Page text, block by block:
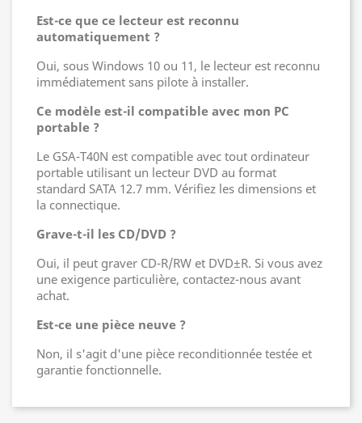
Est-ce que ce lecteur est reconnu
automatiquement ?
Oui, sous Windows 10 ou 11, le lecteur est reconnu
immédiatement sans pilote à installer.
Ce modèle est-il compatible avec mon PC
portable ?
Le GSA-T40N est compatible avec tout ordinateur
portable utilisant un lecteur DVD au format
standard SATA 12.7 mm. Vérifiez les dimensions et
la connectique.
Grave-t-il les CD/DVD ?
Oui, il peut graver CD-R/RW et DVD±R. Si vous avez
une exigence particulière, contactez-nous avant
achat.
Est-ce une pièce neuve ?
Non, il s'agit d'une pièce reconditionnée testée et
garantie fonctionnelle.